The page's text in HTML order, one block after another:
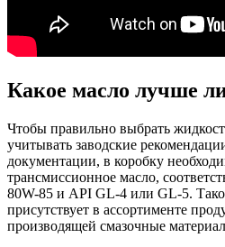
Какое масло лучше
Чтобы правильно выбрать
учитывать заводские
документации, в коробку
трансмиссионное масло,
80W-85 и API GL-4 или GL-5.
присутствует в ассортименте
производящей смазочные